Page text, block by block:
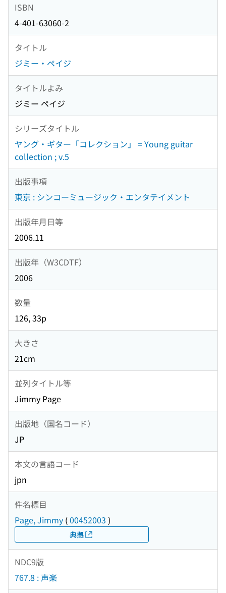
ISBN
4-401-63060-2
タイトル
ジミー・ペイジ
タイトルよみ
ジミー ペイジ
シリーズタイトル
ヤング・ギター「コレクション」 = Young guitar
collection ; v.5
出版事項
東京 : シンコーミュージック・エンタテイメント
出版年月日等
2006.11
出版年（W3CDTF）
2006
数量
126, 33p
大きさ
21cm
並列タイトル等
Jimmy Page
出版地（国名コード）
JP
本文の言語コード
jpn
件名標目
Page, Jimmy (00452003 )
典拠
NDC9版
767.8 : 声楽